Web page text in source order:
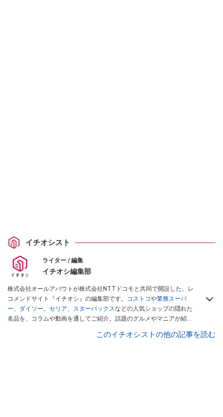
イチオシスト
ライター / 編集
イチオシ編集部
株式会社オールアバウトが株式会社NTTドコモと共同で開設した、レ
コメンドサイト『イチオシ』の編集部です。 コストコや業務スーパ
ー、 ダイソー、 セリア、 スターバックスなどの人気ショップの隠れた
名品を、コラムや動画を通してご紹介。話題のグルメやマニアが紹介
インフルエンサーが実際に使用してレビューしています。毎日トレン
このイチオシストの他の記事を読む